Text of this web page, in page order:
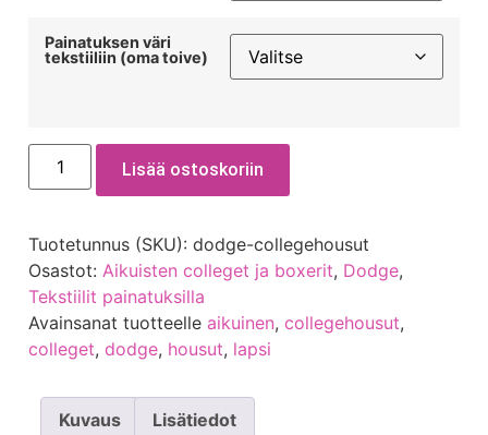
Painatuksen väri
tekstiiliin (oma toive)
Lisää ostoskoriin
Tuotetunnus (SKU): dodge-collegehousut
Osastot: Aikuisten colleget ja boxerit, Dodge,
Tekstiilit painatuksilla
Avainsanat tuotteelle aikuinen, collegehousut,
colleget, dodge, housut, lapsi
Kuvaus Lisätiedot